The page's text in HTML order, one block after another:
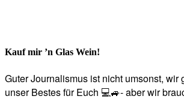
Kauf mir ’n Glas Wein!
Guter Journalismus ist nicht umsonst, wir
unser Bestes für Euch 💻🚙- aber wir